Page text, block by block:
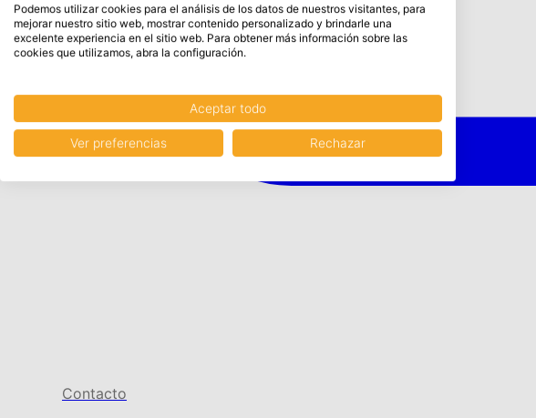
Contacto
Podemos utilizar cookies para el análisis de los datos de nuestros visitantes, para
mejorar nuestro sitio web, mostrar contenido personalizado y brindarle una
excelente experiencia en el sitio web. Para obtener más información sobre las
cookies que utilizamos, abra la configuración.
Aceptar todo
Ver preferencias Rechazar